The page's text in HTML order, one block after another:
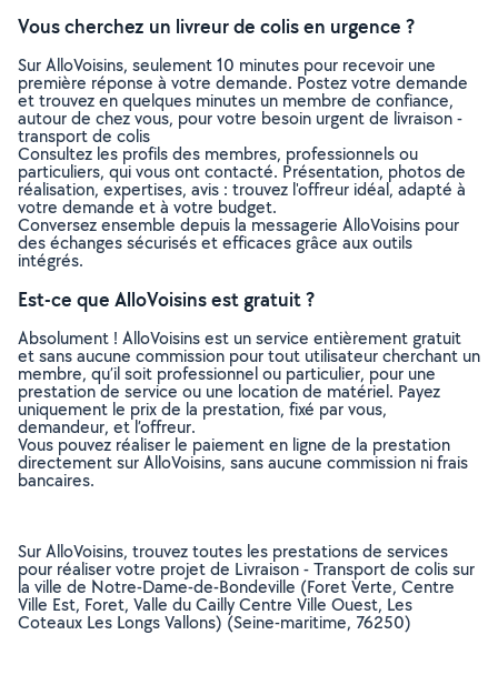
Vous cherchez un livreur de colis en urgence ?
Sur AlloVoisins, seulement 10 minutes pour recevoir une
première réponse à votre demande. Postez votre demande
et trouvez en quelques minutes un membre de confiance,
autour de chez vous, pour votre besoin urgent de livraison -
transport de colis
Consultez les profils des membres, professionnels ou
particuliers, qui vous ont contacté. Présentation, photos de
réalisation, expertises, avis : trouvez l'offreur idéal, adapté à
votre demande et à votre budget.
Conversez ensemble depuis la messagerie AlloVoisins pour
des échanges sécurisés et efficaces grâce aux outils
intégrés.
Est-ce que AlloVoisins est gratuit ?
Absolument ! AlloVoisins est un service entièrement gratuit
et sans aucune commission pour tout utilisateur cherchant un
membre, qu’il soit professionnel ou particulier, pour une
prestation de service ou une location de matériel. Payez
uniquement le prix de la prestation, fixé par vous,
demandeur, et l’offreur.
Vous pouvez réaliser le paiement en ligne de la prestation
directement sur AlloVoisins, sans aucune commission ni frais
bancaires.
Sur AlloVoisins, trouvez toutes les prestations de services
pour réaliser votre projet de Livraison - Transport de colis sur
la ville de Notre-Dame-de-Bondeville (Foret Verte, Centre
Ville Est, Foret, Valle du Cailly Centre Ville Ouest, Les
Coteaux Les Longs Vallons) (Seine-maritime, 76250)